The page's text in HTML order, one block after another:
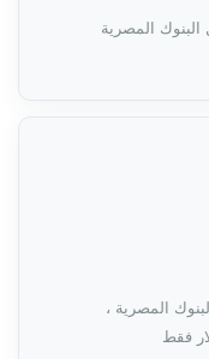
المصرية
المصرية ،
فقط